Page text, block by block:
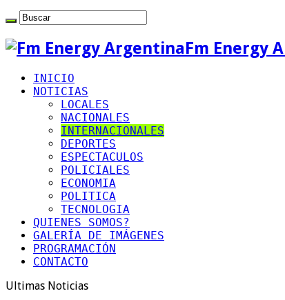
Fm Energy
INICIO
NOTICIAS
LOCALES
NACIONALES
INTERNACIONALES
DEPORTES
ESPECTACULOS
POLICIALES
ECONOMIA
POLITICA
TECNOLOGIA
QUIENES SOMOS?
GALERÍA DE IMÁGENES
PROGRAMACIÓN
CONTACTO
Ultimas Noticias